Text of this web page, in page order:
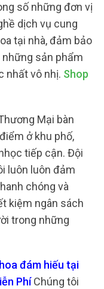
số những đơn vị
dịch vụ cung
tại nhà, đảm bảo
sản phẩm
nhất vô nhị. Shop
Mại bàn
ở khu phố,
tiếp cận. Đội
luôn luôn đảm
chóng và
kiệm ngân sách
trong những
đám hiếu tại
PhíChúng tôi